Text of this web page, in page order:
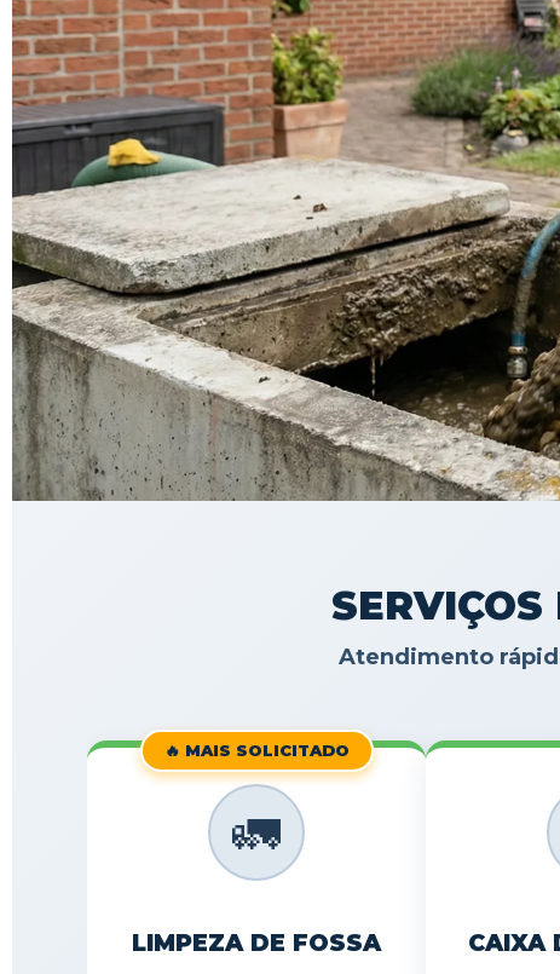
Atendimento
🔥 MAIS SOLICITADO
🚛
LIMPEZA DE FOSSA CAIXA